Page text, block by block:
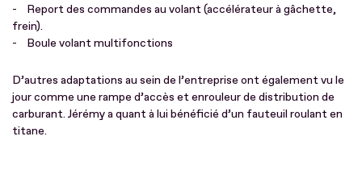
- Report des commandes au volant (accélérateur à gâchette,
frein).
- Boule volant multifonctions
D’autres adaptations au sein de l’entreprise ont également vu le
jour comme une rampe d’accès et enrouleur de distribution de
carburant. Jérémy a quant à lui bénéficié d’un fauteuil roulant en
titane.